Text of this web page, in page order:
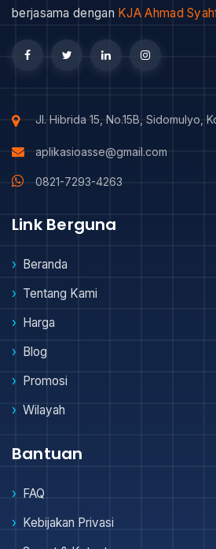
berjasama dengan KJA Ahmad
Jl. Hibrida 15, No.15B, Sidomulyo,
aplikasioasse@gmail.com
0821-7293-4263
Link Berguna
Beranda
Tentang Kami
Harga
Blog
Promosi
Wilayah
Bantuan
FAQ
Kebijakan Privasi